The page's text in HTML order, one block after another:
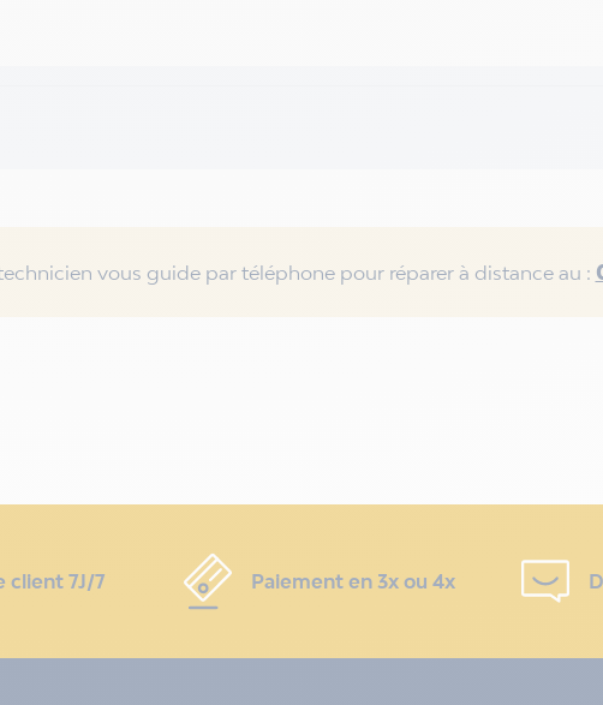
vous guide par téléphone pour réparer à distance au :
client 7J/7 Paiement en 3x ou 4x